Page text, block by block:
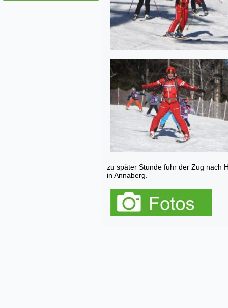
zu später Stunde fuhr der Zug nach
in Annaberg.